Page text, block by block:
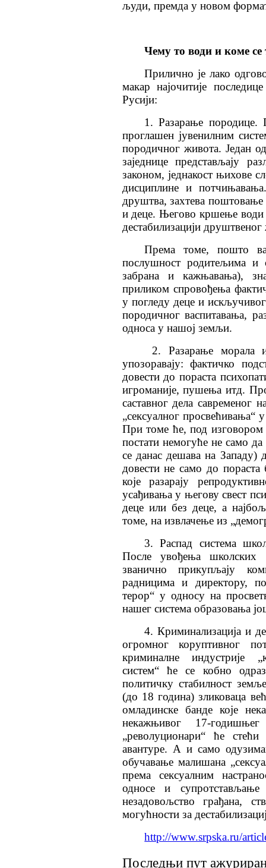
људи, премда у новом
Чему то води и коме се
Прилично је лако
макар најочитије
Русији:
1. Разарање породице.
проглашен јувенилним
породичног живота. Један
заједнице представљају
законом, једнакост њихове
дисциплине и
друштва, захтева
и деце. Његово кршење
дестабилизацији
Према томе, пошто
послушност родитељима и
забрана и кажњавања),
приликом спровођења
у погледу деце и
породичног васпитавања,
односа у нашој земљи.
2. Разарање морала
упозоравају: фактичко
довести до пораста
игроманије, пушења итд.
саставног дела
„сексуалног
При томе ће, под изговором
постати немогуће не само
се данас дешава на Западу)
довести не само до
које разарају
усађивања у његову свест
деце или без деце, а
томе, на извлачење из
3. Распад система
После увођења школских
званично прикупљају
радницима и директору,
терор“ у односу на
нашег система образовања
4. Криминализација и
огромног коруптивног
криминалне индустрије
систем“ ће се кобно
политичку стабилност
(до 18 година) зликоваца
омладинске банде које
некажњивог 17-
„револуционари“ ће
авантуре. А и само
обучавање малишана
према сексуалним
односе и
незадовољство грађана,
могућности за
http://www.srpska.ru/
Последњи пут